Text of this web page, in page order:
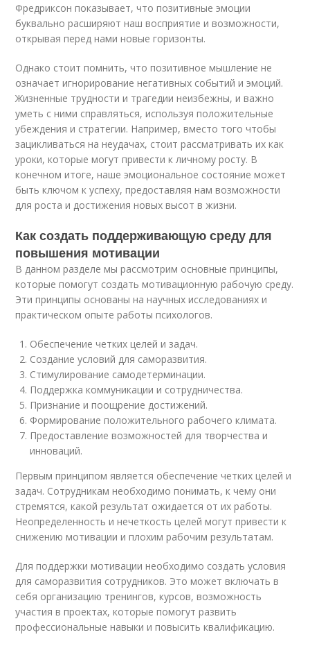
Фредриксон показывает, что позитивные эмоции
буквально расширяют наш восприятие и возможности,
открывая перед нами новые горизонты.
Однако стоит помнить, что позитивное мышление не
означает игнорирование негативных событий и эмоций.
Жизненные трудности и трагедии неизбежны, и важно
уметь с ними справляться, используя положительные
убеждения и стратегии. Например, вместо того чтобы
зацикливаться на неудачах, стоит рассматривать их как
уроки, которые могут привести к личному росту. В
конечном итоге, наше эмоциональное состояние может
быть ключом к успеху, предоставляя нам возможности
для роста и достижения новых высот в жизни.
Как создать поддерживающую среду для
повышения мотивации
В данном разделе мы рассмотрим основные принципы,
которые помогут создать мотивационную рабочую среду.
Эти принципы основаны на научных исследованиях и
практическом опыте работы психологов.
Обеспечение четких целей и задач.
Создание условий для саморазвития.
Стимулирование самодетерминации.
Поддержка коммуникации и сотрудничества.
Признание и поощрение достижений.
Формирование положительного рабочего климата.
Предоставление возможностей для творчества и
инноваций.
Первым принципом является обеспечение четких целей и
задач. Сотрудникам необходимо понимать, к чему они
стремятся, какой результат ожидается от их работы.
Неопределенность и нечеткость целей могут привести к
снижению мотивации и плохим рабочим результатам.
Для поддержки мотивации необходимо создать условия
для саморазвития сотрудников. Это может включать в
себя организацию тренингов, курсов, возможность
участия в проектах, которые помогут развить
профессиональные навыки и повысить квалификацию.